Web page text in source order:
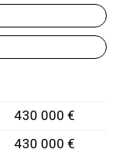
430 000 €
430 000 €